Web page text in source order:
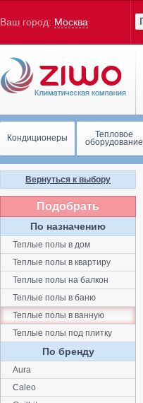
Ваш город: Москва
Кондиционеры Тепловое
оборудование
Вернуться к выбору
Подобрать
По назначению
Теплые полы в дом
Теплые полы в квартиру
Теплые полы на балкон
Теплые полы в баню
Теплые полы в ванную
Теплые полы под плитку
По бренду
Aura
Caleo